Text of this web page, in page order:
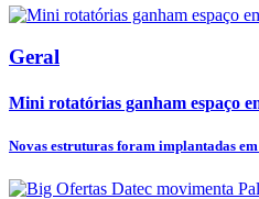
Geral
Mini rotatórias ganham espaço
Novas estruturas foram implantadas